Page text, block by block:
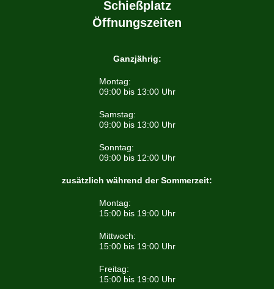
Schießplatz
Öffnungszeiten
Ganzjährig:
Montag:
09:00 bis 13:00 Uhr
Samstag:
09:00 bis 13:00 Uhr
Sonntag:
09:00 bis 12:00 Uhr
zusätzlich während der Sommerzeit:
Montag:
15:00 bis 19:00 Uhr
Mittwoch:
15:00 bis 19:00 Uhr
Freitag:
15:00 bis 19:00 Uhr